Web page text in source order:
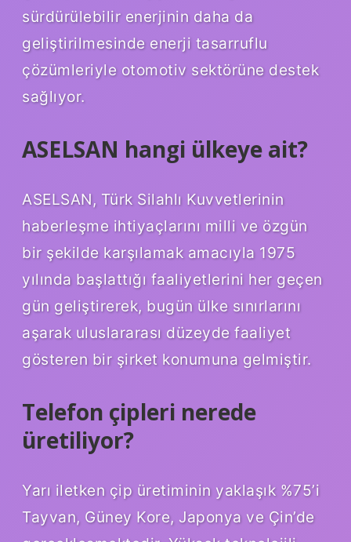
sürdürülebilir enerjinin daha da
geliştirilmesinde enerji tasarruflu
çözümleriyle otomotiv sektörüne destek
sağlıyor.
ASELSAN hangi ülkeye ait?
ASELSAN, Türk Silahlı Kuvvetlerinin
haberleşme ihtiyaçlarını milli ve özgün
bir şekilde karşılamak amacıyla 1975
yılında başlattığı faaliyetlerini her geçen
gün geliştirerek, bugün ülke sınırlarını
aşarak uluslararası düzeyde faaliyet
gösteren bir şirket konumuna gelmiştir.
Telefon çipleri nerede
üretiliyor?
Yarı iletken çip üretiminin yaklaşık %75’i
Tayvan, Güney Kore, Japonya ve Çin’de